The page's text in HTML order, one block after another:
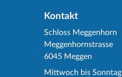
Kontakt
Schloss Meggenhorn
Meggenhornstrasse
6045 Meggen
Mittwoch bis Sonntag